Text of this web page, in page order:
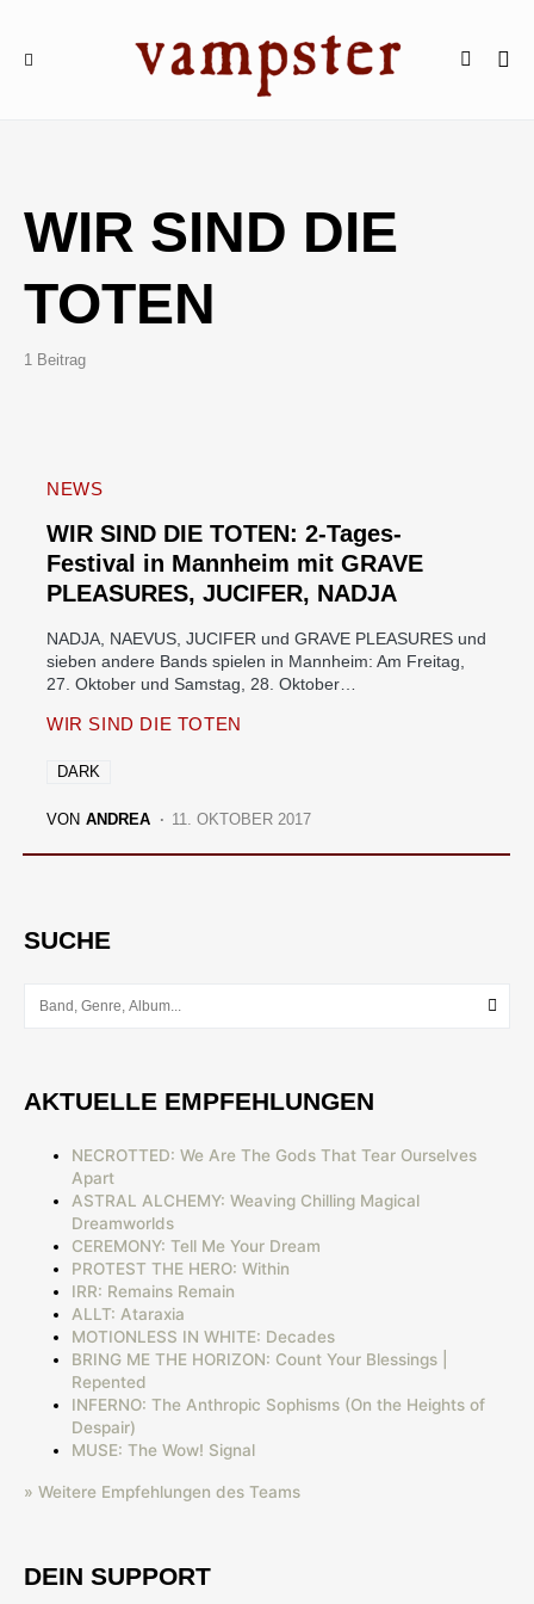
WIR SIND DIE
TOTEN
1 Beitrag
NEWS
WIR SIND DIE TOTEN: 2-Tages-
Festival in Mannheim mit GRAVE
PLEASURES, JUCIFER, NADJA
NADJA, NAEVUS, JUCIFER und GRAVE PLEASURES und
sieben andere Bands spielen in Mannheim: Am Freitag,
27. Oktober und Samstag, 28. Oktober…
WIR SIND DIE TOTEN
DARK
VON ANDREA 11. OKTOBER 2017
SUCHE
AKTUELLE EMPFEHLUNGEN
NECROTTED: We Are The Gods That Tear Ourselves
Apart
ASTRAL ALCHEMY: Weaving Chilling Magical
Dreamworlds
CEREMONY: Tell Me Your Dream
PROTEST THE HERO: Within
IRR: Remains Remain
ALLT: Ataraxia
MOTIONLESS IN WHITE: Decades
BRING ME THE HORIZON: Count Your Blessings |
Repented
INFERNO: The Anthropic Sophisms (On the Heights of
Despair)
MUSE: The Wow! Signal
» Weitere Empfehlungen des Teams
DEIN SUPPORT